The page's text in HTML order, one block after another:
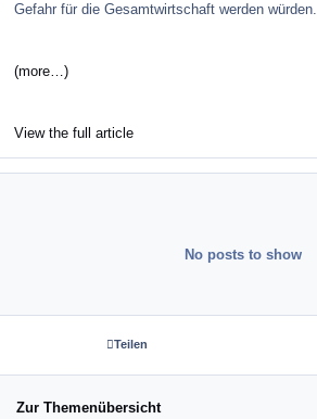
Gefahr für die Gesamtwirtschaft werden würden.
(more…)
View the full article
No posts to show
Teilen
Zur Themenübersicht